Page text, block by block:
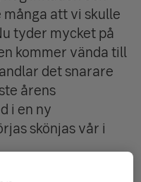
att vi skulle
tyder mycket på
kommer vända till
det snarare
årens
i en ny
skönjas vår i